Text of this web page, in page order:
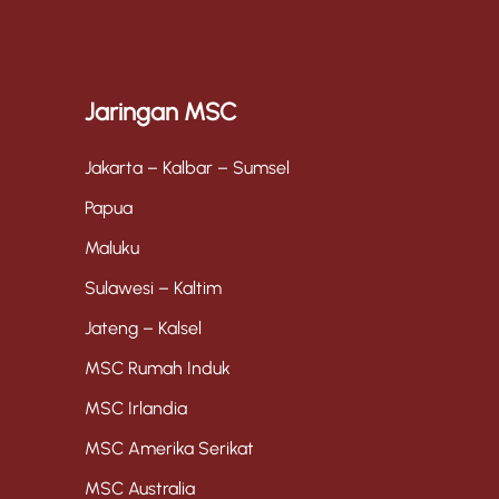
Jaringan MSC
Jakarta – Kalbar – Sumsel
Papua
Maluku
Sulawesi – Kaltim
Jateng – Kalsel
MSC Rumah Induk
MSC Irlandia
MSC Amerika Serikat
MSC Australia